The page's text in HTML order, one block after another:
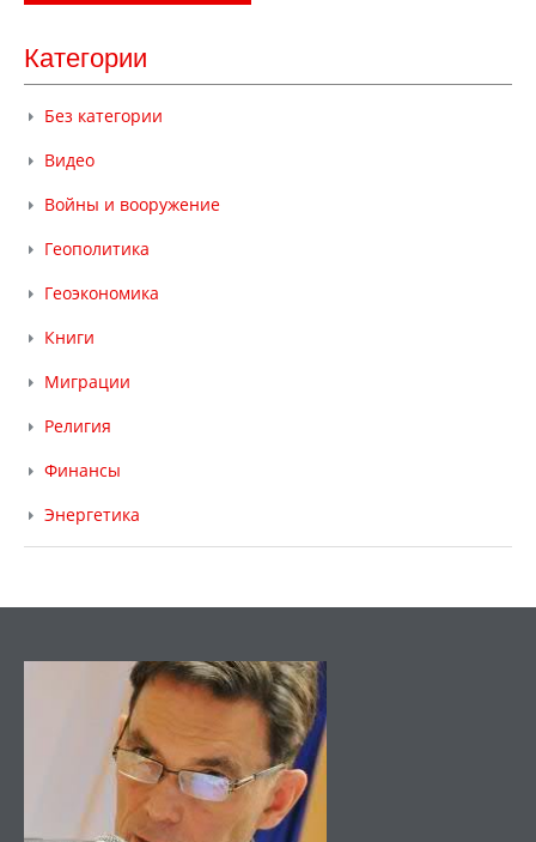
Категории
Без категории
Видео
Войны и вооружение
Геополитика
Геоэкономика
Книги
Миграции
Религия
Финансы
Энергетика